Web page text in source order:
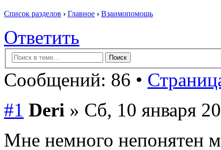
Список разделов › Главное › Взаимопомощь
Ответить
Сообщений: 86 •
#1 Deri » Сб, 10 января
Мне немного непонятен